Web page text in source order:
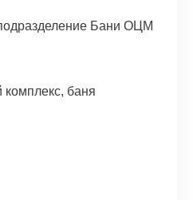
Бани ОЦМ
баня